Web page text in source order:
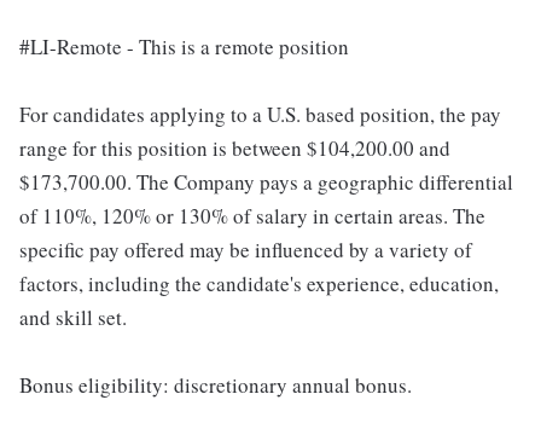
#LI-Remote - This is a remote position
For candidates applying to a U.S. based position, the pay
range for this position is between $104,200.00 and
$173,700.00. The Company pays a geographic differential
of 110%, 120% or 130% of salary in certain areas. The
specific pay offered may be influenced by a variety of
factors, including the candidate's experience, education,
and skill set.
Bonus eligibility: discretionary annual bonus.